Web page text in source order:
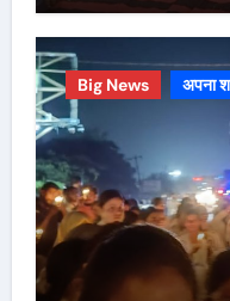
Big News अपना